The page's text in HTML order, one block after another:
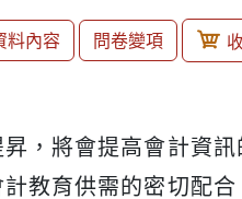
料內容 問卷變項
，將會提高會計資
教育供需的密切配